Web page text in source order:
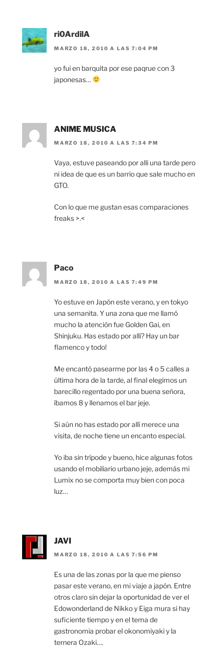
ri0ArdilA
MARZO 18, 2010 A LAS 7:04 PM
yo fui en barquita por ese paqrue con 3
japonesas…
ANIME MUSICA
MARZO 18, 2010 A LAS 7:34 PM
Vaya, estuve paseando por alli una tarde pero
ni idea de que es un barrio que sale mucho en
GTO.
Con lo que me gustan esas comparaciones
freaks >.<
Paco
MARZO 18, 2010 A LAS 7:49 PM
Yo estuve en Japón este verano, y en tokyo
una semanita. Y una zona que me llamó
mucho la atención fue Golden Gai, en
Shinjuku. Has estado por allí? Hay un bar
flamenco y todo!
Me encantó pasearme por las 4 o 5 calles a
última hora de la tarde, al final elegimos un
barecillo regentado por una buena señora,
íbamos 8 y llenamos el bar jeje.
Si aún no has estado por allí merece una
visita, de noche tiene un encanto especial.
Yo iba sin trípode y bueno, hice algunas fotos
usando el mobiliario urbano jeje, además mi
Lumix no se comporta muy bien con poca
luz…
JAVI
MARZO 18, 2010 A LAS 7:56 PM
Es una de las zonas por la que me pienso
pasar este verano, en mi viaje a japón. Entre
otros claro sin dejar la oportunidad de ver el
Edowonderland de Nikko y Eiga mura si hay
suficiente tiempo y en el tema de
gastronomia probar el okonomiyaki y la
ternera Ozaki….